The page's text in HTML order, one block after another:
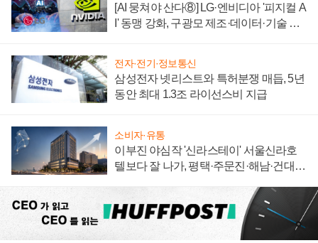
[AI 뭉쳐야 산다⑧] LG·엔비디아 '피지컬 A
I' 동맹 강화, 구광모 제조·데이터·기술 결
전자·전기·정보통신
삼성전자 넷리스트와 특허분쟁 매듭, 5년
동안 최대 1.3조 라이선스비 지급
소비자·유통
이부진 야심작 '신라스테이' 서울신라호
텔보다 잘 나가, 평택·주문진·해남·건대로